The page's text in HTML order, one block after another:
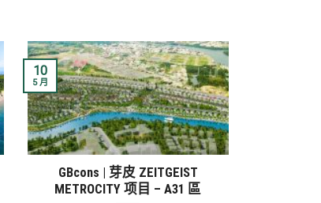
GBcons | 芽皮 ZEITGEIST
METROCITY 项目 – A31 區
10
5 月